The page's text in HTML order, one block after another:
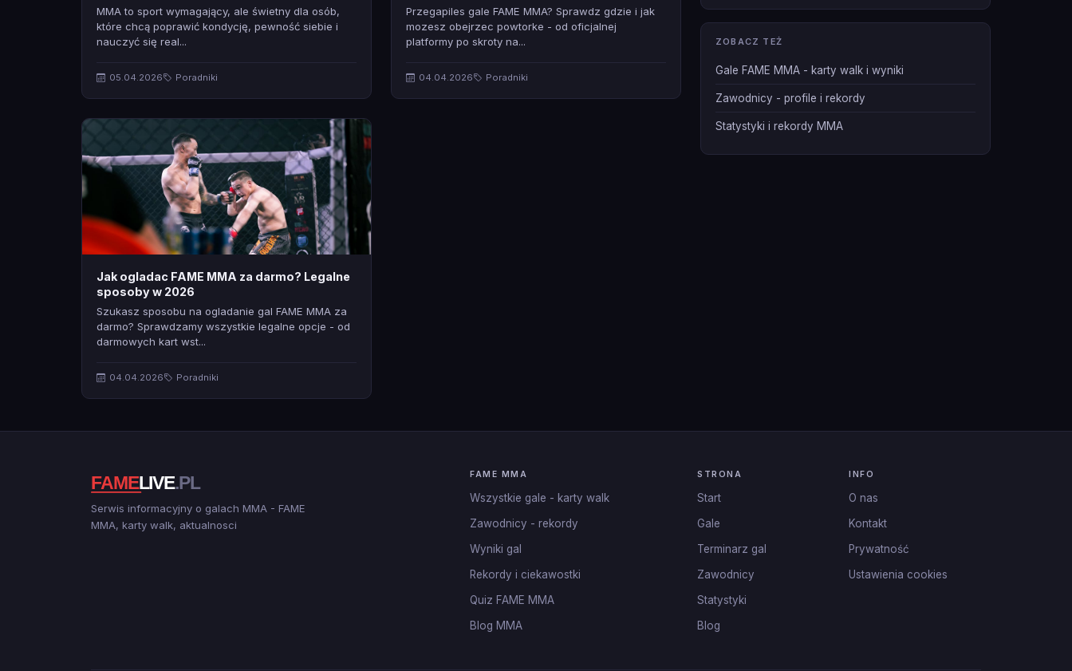
MMA to sport wymagający, ale świetny dla osób,
które chcą poprawić kondycję, pewność siebie i
nauczyć się real...
05.04.2026 Poradniki
Przegapiles gale FAME MMA? Sprawdz gdzie i jak
mozesz obejrzec powtorke - od oficjalnej
platformy po skroty na...
04.04.2026 Poradniki
Jak ogladac FAME MMA za darmo? Legalne
sposoby w 2026
Szukasz sposobu na ogladanie gal FAME MMA za
darmo? Sprawdzamy wszystkie legalne opcje - od
darmowych kart wst...
04.04.2026 Poradniki
ZOBACZ TEŻ
Gale FAME MMA - karty walk i wyniki
Zawodnicy - profile i rekordy
Statystyki i rekordy MMA
Serwis informacyjny o galach MMA - FAME
MMA, karty walk, aktualnosci
FAME MMA
Wszystkie gale - karty walk
Zawodnicy - rekordy
Wyniki gal
Rekordy i ciekawostki
Quiz FAME MMA
Blog MMA
STRONA
Start
Gale
Terminarz gal
Zawodnicy
Statystyki
Blog
INFO
O nas
Kontakt
Prywatność
Ustawienia cookies